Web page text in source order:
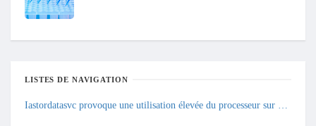
LISTES DE NAVIGATION